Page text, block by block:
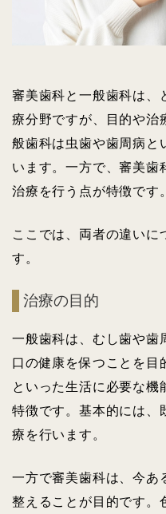
審美歯科と一般歯科は、
療分野ですが、目的や治
般歯科は虫歯や歯周病と
います。一方で、審美歯
治療を行う点が特徴です。
ここでは、両者の違いに
す。
治療の目的
一般歯科は、むし歯や歯
口の健康を保つことを目
といった生活に必要な機
特徴です。基本的には、
療を行います。
一方で審美歯科は、今あ
整えることが目的です。